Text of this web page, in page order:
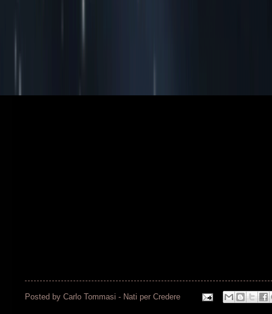
Posted by Carlo Tommasi - Nati per Credere